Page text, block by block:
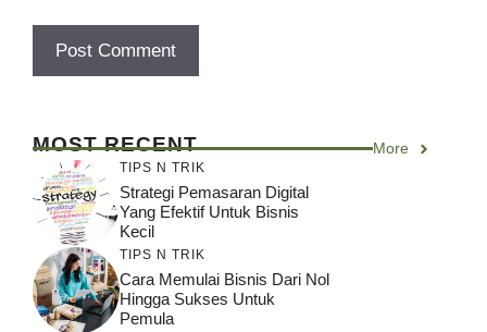
MOST RECENT More
TIPS N TRIK
Strategi Pemasaran Digital
Yang Efektif Untuk Bisnis
Kecil
TIPS N TRIK
Cara Memulai Bisnis Dari Nol
Hingga Sukses Untuk
Pemula